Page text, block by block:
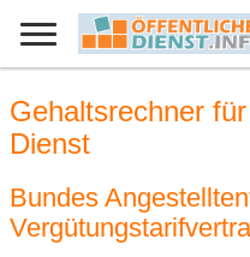
Gehaltsrechner
Dienst
Bundes